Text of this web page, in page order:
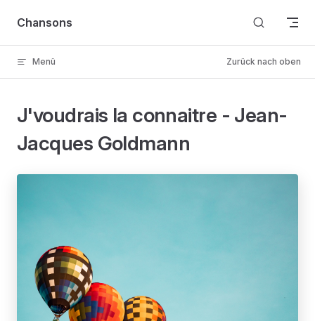
Skip to content
Chansons
Menü Zurück nach oben
J'voudrais la connaitre - Jean-
Jacques Goldmann